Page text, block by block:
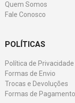
Quem Somos
Fale Conosco
POLÍTICAS
Política de Privacidade
Formas de Envio
Trocas e Devoluções
Formas de Pagamento